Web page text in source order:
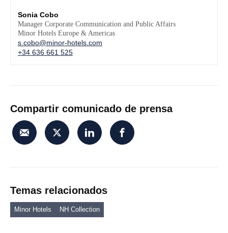
Sonia Cobo
Manager Corporate Communication and Public Affairs
Minor Hotels Europe & Americas
s.cobo@minor-hotels.com
+34 636 661 525
Compartir comunicado de prensa
Temas relacionados
Minor Hotels NH Collection